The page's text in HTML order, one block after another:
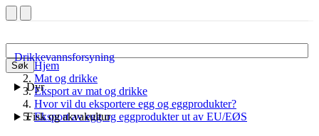
Søk
Drikkevannsforsyning
Dyr
Fisk og akvakultur
Hjem
Mat og drikke
Eksport av mat og drikke
Hvor vil du eksportere egg og eggprodukter?
Eksport av egg og eggprodukter ut av EU/EØS